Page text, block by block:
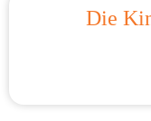
Die